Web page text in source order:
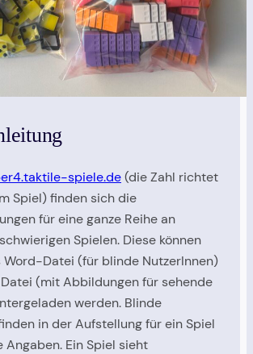
spiele.de(die Zahl richtet
Spiel) finden sich die
für eine ganze Reihe an
Spielen. Diese können
Datei (für blinde NutzerInnen)
(mit Abbildungen für sehende
werden. Blinde
in der Aufstellung für ein Spiel
Angaben. Ein Spiel sieht